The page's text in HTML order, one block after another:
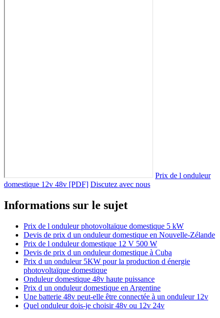
Prix de l onduleur
domestique 12v 48v [PDF] Discutez avec nous
Informations sur le sujet
Prix de l onduleur photovoltaïque domestique 5 kW
Devis de prix d un onduleur domestique en Nouvelle-Zélande
Prix de l onduleur domestique 12 V 500 W
Devis de prix d un onduleur domestique à Cuba
Prix d un onduleur 5KW pour la production d énergie
photovoltaïque domestique
Onduleur domestique 48v haute puissance
Prix d un onduleur domestique en Argentine
Une batterie 48v peut-elle être connectée à un onduleur 12v
Quel onduleur dois-je choisir 48v ou 12v 24v